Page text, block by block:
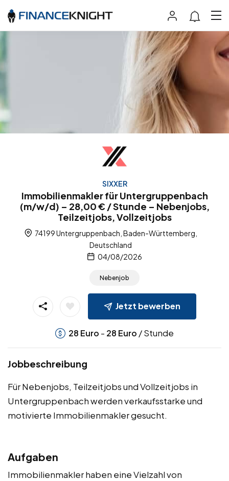
SIXXER
Immobilienmakler für Untergruppenbach
(m/w/d) – 28,00 € / Stunde – Nebenjobs,
Teilzeitjobs, Vollzeitjobs
74199 Untergruppenbach, Baden-Württemberg,
Deutschland
04/08/2026
Nebenjob
Jetzt bewerben
28 Euro - 28 Euro / Stunde
Jobbeschreibung
Für Nebenjobs, Teilzeitjobs und Vollzeitjobs in
Untergruppenbach werden verkaufsstarke und
motivierte Immobilienmakler gesucht.
Aufgaben
Immobilienmakler haben eine Vielzahl von